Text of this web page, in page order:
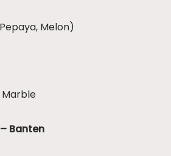
Melon)
Marble
Banten